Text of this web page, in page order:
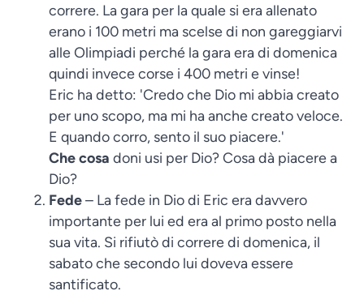
correre. La gara per la quale si era allenato
erano i 100 metri ma scelse di non gareggiarvi
alle Olimpiadi perché la gara era di domenica
quindi invece corse i 400 metri e vinse!
Eric ha detto: 'Credo che Dio mi abbia creato
per uno scopo, ma mi ha anche creato veloce.
E quando corro, sento il suo piacere.'
Che cosa doni usi per Dio? Cosa dà piacere a
Dio?
Fede– La fede in Dio di Eric era davvero
importante per lui ed era al primo posto nella
sua vita. Si rifiutò di correre di domenica, il
sabato che secondo lui doveva essere
santificato.